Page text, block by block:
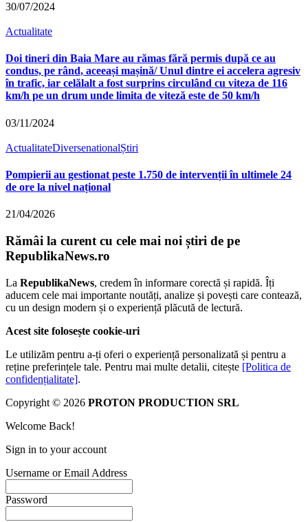
30/07/2024
Actualitate
Doi tineri din Baia Mare au rămas fără permis după ce au
condus, pe rând, aceeași mașină/ Unul dintre ei accelera agresiv
în trafic, iar celălalt a fost surprins circulând cu viteza de 116
km/h pe un drum unde limita de viteză este de 50 km/h
03/11/2024
ActualitateDiversenationalȘtiri
Pompierii au gestionat peste 1.750 de intervenții în ultimele 24
de ore la nivel național
21/04/2026
Rămâi la curent cu cele mai noi știri de pe
RepublikaNews.ro
La RepublikaNews, credem în informare corectă și rapidă. Îți
aducem cele mai importante noutăți, analize și povești care contează,
cu un design modern și o experiență plăcută de lectură.
Acest site folosește cookie-uri
Le utilizăm pentru a-ți oferi o experiență personalizată și pentru a
reține preferințele tale. Pentru mai multe detalii, citește [Politica de
confidențialitate].
Copyright © 2026 PROTON PRODUCTION SRL
Welcome Back!
Sign in to your account
Username or Email Address
Password